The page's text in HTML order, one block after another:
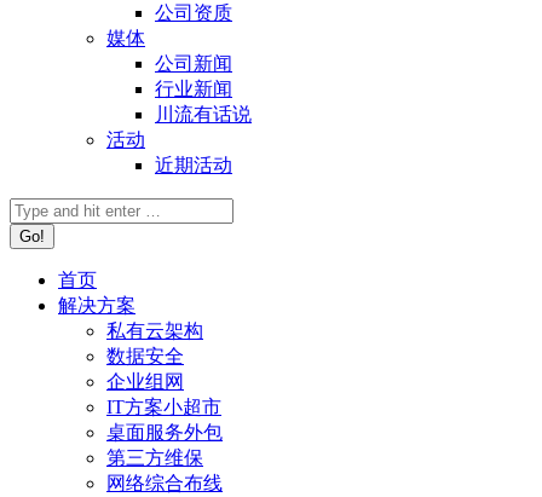
公司资质
媒体
公司新闻
行业新闻
川流有话说
活动
近期活动
首页
解决方案
私有云架构
数据安全
企业组网
IT方案小超市
桌面服务外包
第三方维保
网络综合布线